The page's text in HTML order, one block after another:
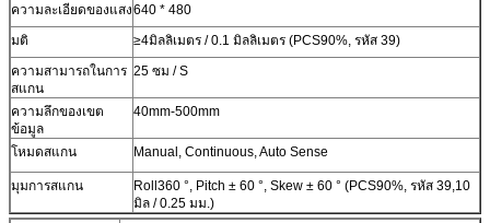
ความละเอียดของแสง640 * 480
มติ
≥4มิลลิเมตร / 0.1 มิลลิเมตร (PCS90%, รหัส 39)
ความสามารถในการ
สแกน
25 ซม / S
ความลึกของเขต
ข้อมูล
40mm-500mm
โหมดสแกน Manual, Continuous, Auto Sense
มุมการสแกน
Roll360 °, Pitch ± 60 °, Skew ± 60 ° (PCS90%, รหัส 39,10
มิล / 0.25 มม.)